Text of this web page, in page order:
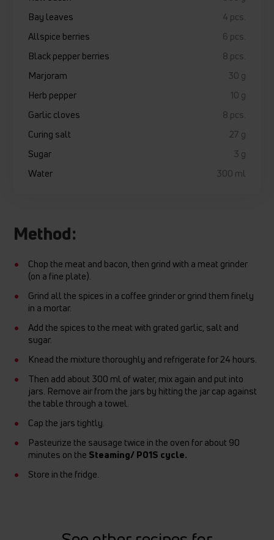
Bay leaves
4 pcs.
Allspice berries
6 pcs.
Black pepper berries
8 pcs.
Marjoram
30 g
Herb pepper
10 g
Garlic cloves
8 pcs.
Curing salt
27 g
Sugar
3 g
Water
300 ml
Method:
Chop the meat and bacon, then grind with a meat grinder
(on a fine plate).
Grind all the spices in a coffee grinder or grind them finely
in a mortar.
Add the spices to the meat with grated garlic, salt and
sugar.
Knead the mixture thoroughly and refrigerate for 24 hours.
Then add about 300 ml of water, mix again and put into
jars. Remove air from the jars by hitting the jar cap against
the table through a towel.
Cap the jars tightly.
Pasteurize the sausage twice in the oven for about 90
minutes on the Steaming/ P01S cycle.
Store in the fridge.